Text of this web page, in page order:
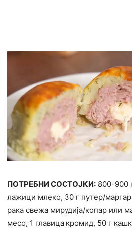
ПОТРЕБНИ СОСТОЈКИ: 800-900
лажици млеко, 30 г путер/
рака свежа мирудија/копар или
месо, 1 главица кромид, 50 г